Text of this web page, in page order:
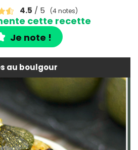
4.5 / 5 (4 notes)
cette recette
Je note !
au boulgour